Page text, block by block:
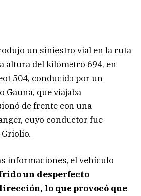
un siniestro vial en la ruta
altura del kilómetro 694, en
504, conducido por un
Gauna, que viajaba
de frente con una
cuyo conductor fue
informaciones, el vehículo
un desperfecto
lo que provocó que